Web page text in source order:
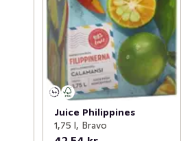
Juice Philippines
1,75 l, Bravo